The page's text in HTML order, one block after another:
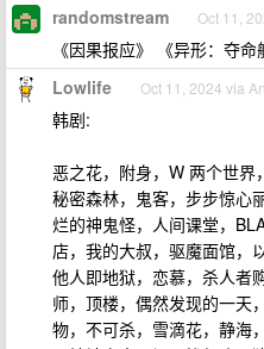
randomstream Oct 11,
《因果报应》 《异形：夺命
Lowlife Oct 11, 2024 via
韩剧:
恶之花，附身，W 两个世界
秘密森林，鬼客，步步惊心
烂的神鬼怪，人间课堂，
店，我的大叔，驱魔面馆，
他人即地狱，恋慕，杀人者
师，顶楼，偶然发现的一天
物，不可杀，雪滴花，静海